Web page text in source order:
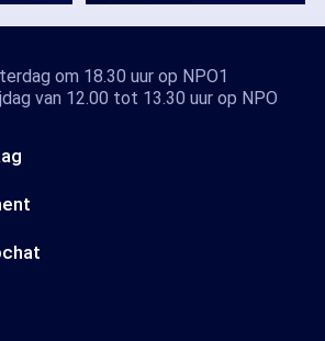
om 18.30 uur op NPO1
van 12.00 tot 13.30 uur op NPO